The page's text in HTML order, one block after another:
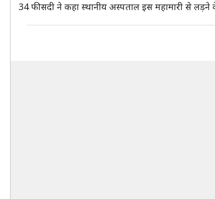
34 फीसदी ने कहा स्थानीय अस्पताल इस महामारी से